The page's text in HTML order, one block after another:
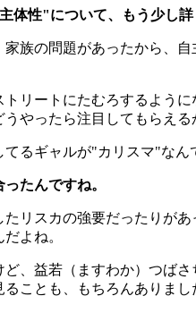
性"について、もう少し詳
族の問題があったから、自
リートにたむろするよう
やったら注目してもらえる
てるギャルが"カリスマ"な
たんですね。
リスカの強要だったりがあ
よね。
、益若（ますわか）つば
ることも、もちろんありまし